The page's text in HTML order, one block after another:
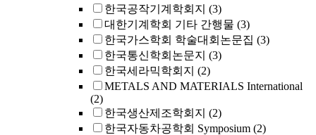
한국공작기계학회지 (3)
대한기계학회 기타 간행물 (3)
한국가스학회 학술대회논문집 (3)
한국통신학회논문지 (3)
한국세라믹학회지 (2)
METALS AND MATERIALS International
(2)
한국생산제조학회지 (2)
한국자동차공학회 Symposium (2)